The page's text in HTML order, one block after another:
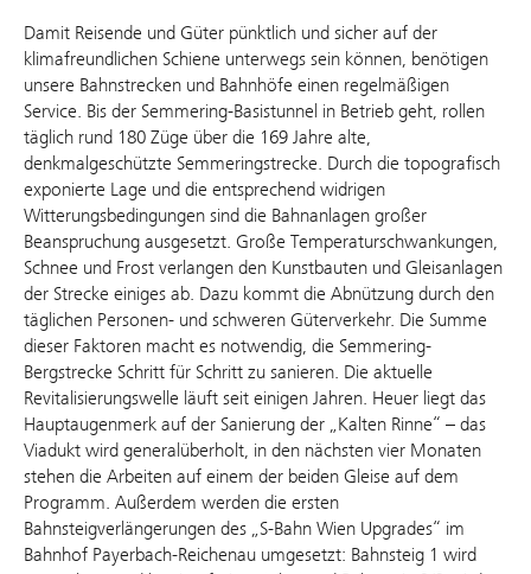
Damit Reisende und Güter pünktlich und sicher auf der
klimafreundlichen Schiene unterwegs sein können, benötigen
unsere Bahnstrecken und Bahnhöfe einen regelmäßigen
Service. Bis der Semmering-Basistunnel in Betrieb geht, rollen
täglich rund 180 Züge über die 169 Jahre alte,
denkmalgeschützte Semmeringstrecke. Durch die topografisch
exponierte Lage und die entsprechend widrigen
Witterungsbedingungen sind die Bahnanlagen großer
Beanspruchung ausgesetzt. Große Temperaturschwankungen,
Schnee und Frost verlangen den Kunstbauten und Gleisanlagen
der Strecke einiges ab. Dazu kommt die Abnützung durch den
täglichen Personen- und schweren Güterverkehr. Die Summe
dieser Faktoren macht es notwendig, die Semmering-
Bergstrecke Schritt für Schritt zu sanieren. Die aktuelle
Revitalisierungswelle läuft seit einigen Jahren. Heuer liegt das
Hauptaugenmerk auf der Sanierung der „Kalten Rinne“ – das
Viadukt wird generalüberholt, in den nächsten vier Monaten
stehen die Arbeiten auf einem der beiden Gleise auf dem
Programm. Außerdem werden die ersten
Bahnsteigverlängerungen des „S-Bahn Wien Upgrades“ im
Bahnhof Payerbach-Reichenau umgesetzt: Bahnsteig 1 wird